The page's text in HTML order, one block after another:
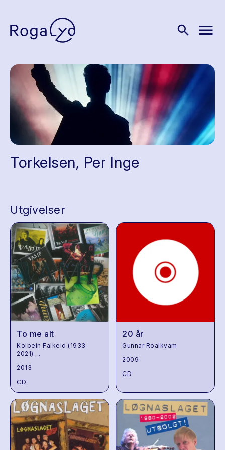
search menu
Torkelsen, Per Inge
Utgivelser
To me alt
Kolbein Falkeid (1933-
2021) ...
2013
CD
20 år
Gunnar Roalkvam
2009
CD